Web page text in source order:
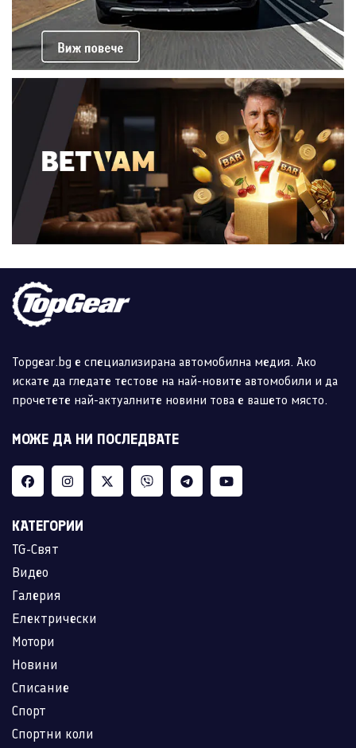
Topgear.bg е специализирана автомобилна медия. Ако
искате да гледате тестове на най-новите автомобили и да
прочетете най-актуалните новини това е вашето място.
МОЖЕ ДА НИ ПОСЛЕДВАТЕ
КАТЕГОРИИ
TG-Свят
Видео
Галерия
Електрически
Мотори
Новини
Списание
Спорт
Спортни коли